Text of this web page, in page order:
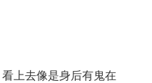
上去像是身后有鬼在